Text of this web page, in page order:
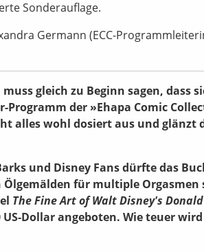
Sonderauflage.
Germann (ECC-
gleich zu Beginn sagen, dass
Programm der »Ehapa Comic
alles wohl dosiert aus und glänzt
und Disney Fans dürfte das
für multiple Orgasmen
The Fine Art of Walt Disney's
Dollar angeboten. Wie teuer